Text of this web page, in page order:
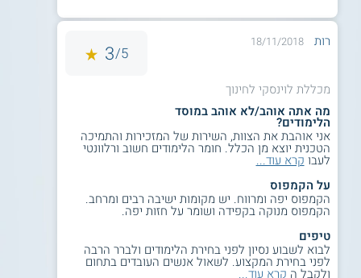
רות 18/11/2018
5/
3
מכללת לוינסקי לחינוך
מה אתה אוהב/לא אוהב במוסד
הלימודים?
אני אוהבת את הצוות, השירות של המזכירות והתמיכה
הטכנית יוצא מן הכלל. חומר הלימודים חשוב ורלוונטי
לעבו קרא עוד...
על הקמפוס
הקמפוס יפה ומרווח. יש מקומות ישיבה רבים ומרחב.
הקמפוס מנוקה בקפידה ושומר על חזות יפה.
טיפים
לבוא לשבוע נסיון לפני בחירת הלימודים ולברר הרבה
לפני בחירת המקצוע. לשאול אנשים העובדים בתחום
ולקבל ה קרא עוד...